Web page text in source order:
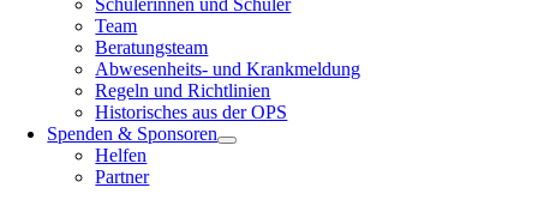
Schülerinnen und Schüler
Team
Beratungsteam
Abwesenheits- und Krankmeldung
Regeln und Richtlinien
Historisches aus der OPS
Spenden & Sponsoren
Helfen
Partner